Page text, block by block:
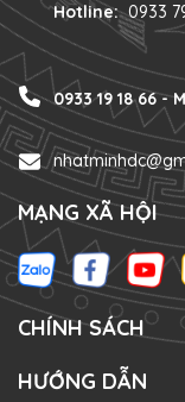
Hotline: 0933
0933 19 18 66 -
MẠNG XÃ HỘI
CHÍNH SÁCH
HƯỚNG DẪN